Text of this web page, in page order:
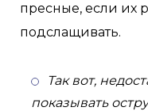
пресные, если их
подслащивать.
Так вот,
показывать